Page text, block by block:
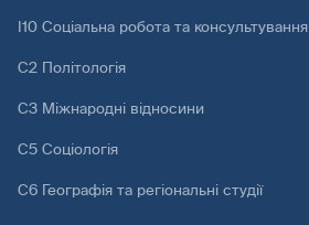
І10 Соціальна робота та консультування
С2 Політологія
С3 Міжнародні відносини
С5 Соціологія
С6 Географія та регіональні студії